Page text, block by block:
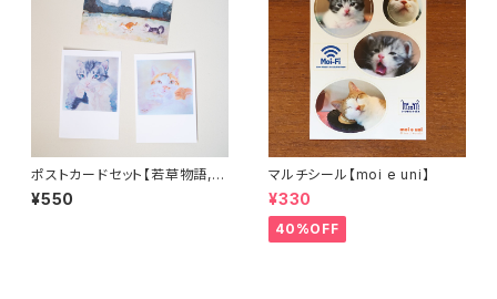
ポストカードセット【若草物語,
出っぱなしの爪, おなかの上で】
¥550
マルチシール【moi e uni】
¥330
40%OFF